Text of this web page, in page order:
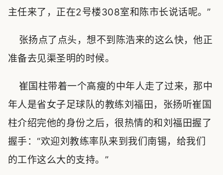
主任来了，正在2号楼308室和陈市长说话呢。”
张扬点了点头，想不到陈浩来的这么快，他正
准备去见渠圣明的时候。
崔国柱带着一个高瘦的中年人走了过来，那中
年人是省女子足球队的教练刘福田，张扬听崔国
柱介绍完他的身份之后，很热情的和刘福田握了
握手：“欢迎刘教练率队来到我们南锡，给我们
的工作这么大的支持。”